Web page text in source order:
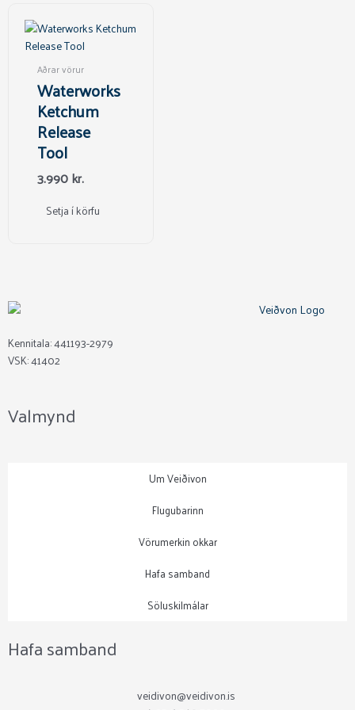
Aðrar vörur
Waterworks
Ketchum
Release
Tool
3.990kr.
Setja í körfu
Kennitala: 441193-2979
VSK: 41402
Valmynd
Um Veiðivon
Flugubarinn
Vörumerkin okkar
Hafa samband
Söluskilmálar
Hafa samband
veidivon@veidivon.is